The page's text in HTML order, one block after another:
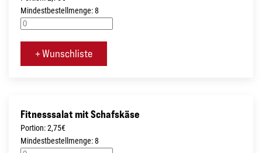
Mindestbestellmenge: 8
+ Wunschliste
Fitnesssalat mit Schafskäse
Portion: 2,75€
Mindestbestellmenge: 8